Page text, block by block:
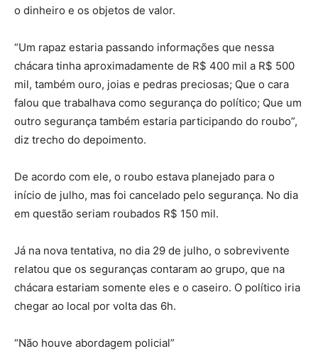
o dinheiro e os objetos de valor.
“Um rapaz estaria passando informações que nessa
chácara tinha aproximadamente de R$ 400 mil a R$ 500
mil, também ouro, joias e pedras preciosas; Que o cara
falou que trabalhava como segurança do político; Que um
outro segurança também estaria participando do roubo”,
diz trecho do depoimento.
De acordo com ele, o roubo estava planejado para o
início de julho, mas foi cancelado pelo segurança. No dia
em questão seriam roubados R$ 150 mil.
Já na nova tentativa, no dia 29 de julho, o sobrevivente
relatou que os seguranças contaram ao grupo, que na
chácara estariam somente eles e o caseiro. O político iria
chegar ao local por volta das 6h.
“Não houve abordagem policial”